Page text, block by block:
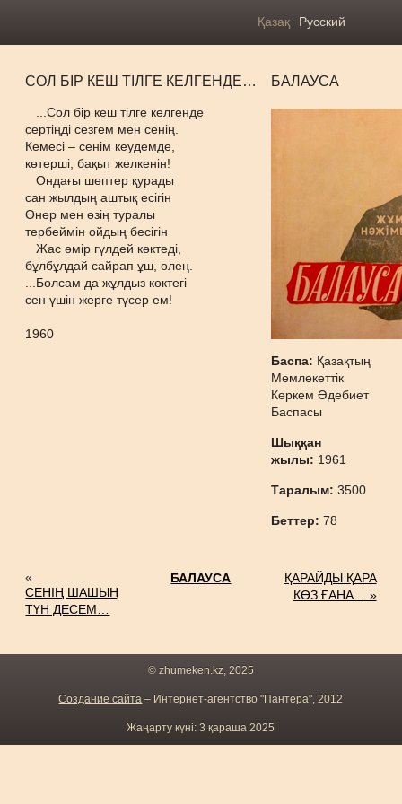
Қазақ Русский
СОЛ БІР КЕШ ТІЛГЕ КЕЛГЕНДЕ…
...Сол бір кеш тілге келгенде
сертіңді сезгем мен сенің.
Кемесі – сенім кеудемде,
көтерші, бақыт желкенін!
Ондағы шөптер қурады
сан жылдың аштық есігін
Өнер мен өзің туралы
тербеймін ойдың бесігін
Жас өмір гүлдей көктеді,
бұлбұлдай сайрап ұш, өлең.
...Болсам да жұлдыз көктегі
сен үшін жерге түсер ем!
1960
БАЛАУСА
Баспа: Қазақтың
Мемлекеттік
Көркем Әдебиет
Баспасы
Шыққан
жылы: 1961
Таралым:3500
Беттер:78
«
СЕНІҢ ШАШЫҢ
ТҮН ДЕСЕМ…
БАЛАУСА
ҚАРАЙДЫ ҚАРА
КӨЗ ҒАНА… »
© zhumeken.kz, 2025
Создание сайта – Интернет-агентство "Пантера", 2012
Жаңарту күні: 3 қараша 2025